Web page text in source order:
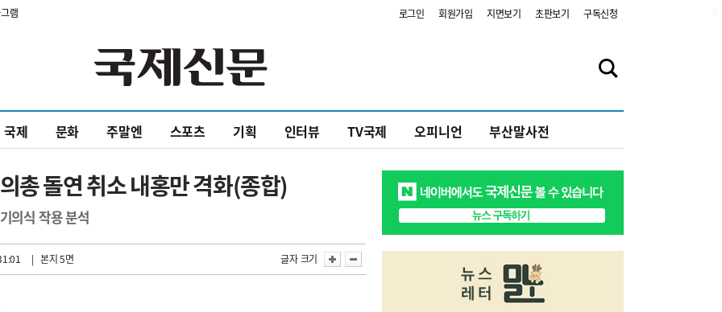
램 로그인 회원가입 지면보기 초판보기 구독신청
국제 문화 주말엔 스포츠 기획 인터뷰 TV국제 오피니언 부산말사전
총 돌연 취소 내홍만 격화(종합)
의식 작용 분석
| 본지 5면 글자 크기